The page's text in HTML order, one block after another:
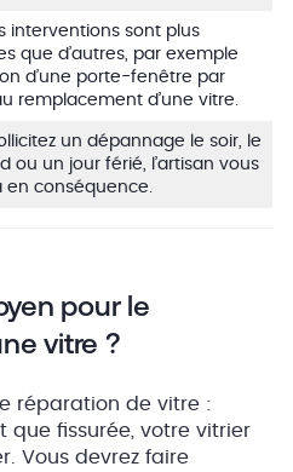
interventions sont plus
que d’autres, par exemple
d’une porte-fenêtre par
remplacement d’une vitre.
un dépannage le soir, le
ou un jour férié, l’artisan vous
en conséquence.
pour le
vitre ?
réparation de vitre :
que fissurée, votre vitrier
Vous devrez faire